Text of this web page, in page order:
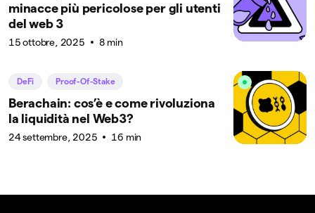
minacce più pericolose per gli utenti
del web 3
15 ottobre, 2025 8 min
DeFi Proof-Of-Stake
Berachain: cos’è e come rivoluziona
la liquidità nel Web3?
24 settembre, 2025 16 min